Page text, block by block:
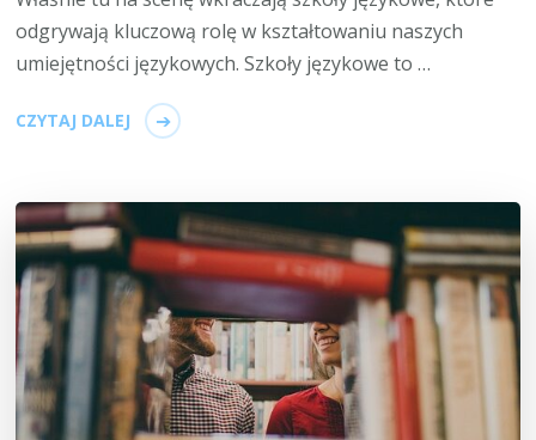
odgrywają kluczową rolę w kształtowaniu naszych
umiejętności językowych. Szkoły językowe to …
CZYTAJ DALEJ